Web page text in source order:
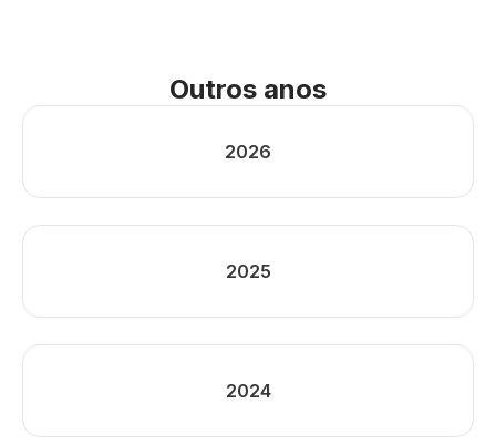
Outros anos
2026
2025
2024